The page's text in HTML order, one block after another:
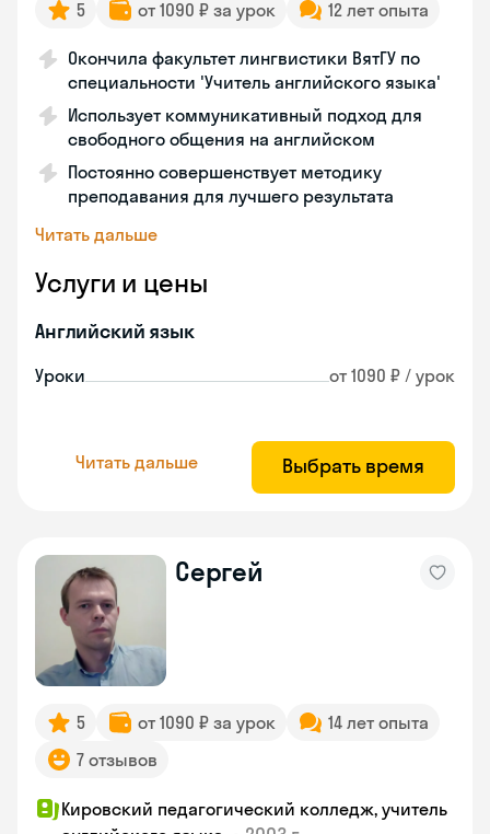
5 от 1090 ₽ за урок 12 лет опыта
Окончила факультет лингвистики ВятГУ по
специальности 'Учитель английского языка'
Использует коммуникативный подход для
свободного общения на английском
Постоянно совершенствует методику
преподавания для лучшего результата
Читать дальше
Услуги и цены
Английский язык
Уроки от 1090 ₽ / урок
Читать дальше Выбрать время
Сергей
5 от 1090 ₽ за урок
14 лет опыта
7 отзывов
Кировский педагогический колледж, учитель